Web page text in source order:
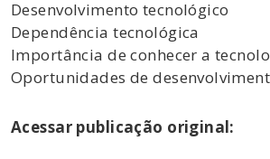
Desenvolvimento tecnológico
Dependência tecnológica
Importância de conhecer a
Oportunidades de
Acessar publicação original: